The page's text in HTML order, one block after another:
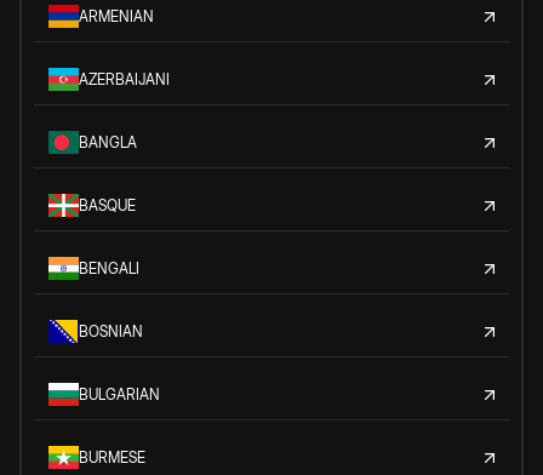
ARMENIAN
AZERBAIJANI
BANGLA
BASQUE
BENGALI
BOSNIAN
BULGARIAN
BURMESE